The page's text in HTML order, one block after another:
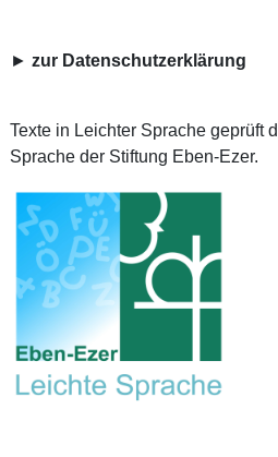
► zur Datenschutzerklärung
Texte in Leichter Sprache geprüft
Sprache der Stiftung Eben-Ezer.